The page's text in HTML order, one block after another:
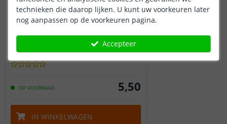
Accessoire set voor
Neon Midi Rond
OP VOORRAAD 5,50
IN WINKELWAGEN
technieken die daarop lijken. U kunt uw voorkeuren later
nog aanpassen op de voorkeuren pagina.
Accepteer